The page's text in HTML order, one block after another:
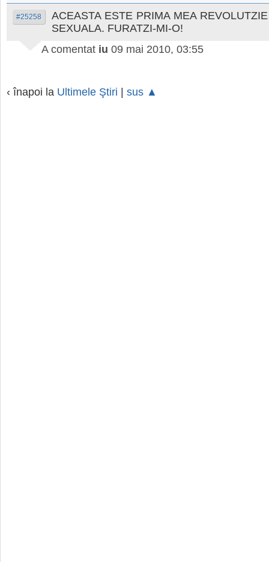
#25258
ACEASTA ESTE PRIMA MEA
SEXUALA. FURATZI-MI-O!
A comentat iu 09 mai 2010, 03:55
‹ înapoi la Ultimele Ştiri | sus ▲